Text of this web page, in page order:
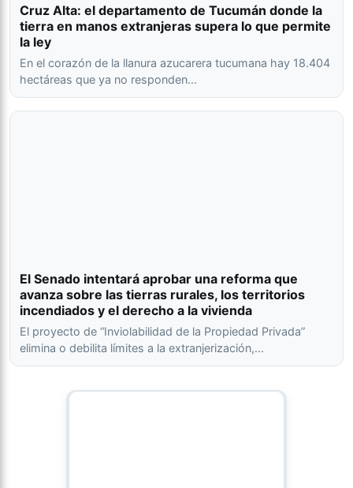
Cruz Alta: el departamento de Tucumán donde la
tierra en manos extranjeras supera lo que permite
la ley
En el corazón de la llanura azucarera tucumana hay 18.404
hectáreas que ya no responden…
El Senado intentará aprobar una reforma que
avanza sobre las tierras rurales, los territorios
incendiados y el derecho a la vivienda
El proyecto de “Inviolabilidad de la Propiedad Privada”
elimina o debilita límites a la extranjerización,…